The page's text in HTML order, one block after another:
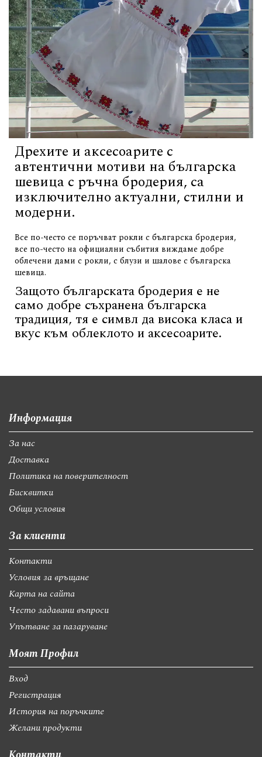
Дрехите и аксесоарите с
автентични мотиви на българска
шевица с ръчна бродерия, са
изключително актуални, стилни и
модерни.
Все по-често се поръчват рокли с българска бродерия,
все по-често на официални събития виждаме добре
облечени дами с рокли, с блузи и шалове с българска
шевица.
Защото българската бродерия е не
само добре съхранена българска
традиция, тя е симвл да висока класа и
вкус към облеклото и аксесоарите.
Информация
За нас
Доставка
Политика на поверителност
Бисквитки
Общи условия
За клиенти
Контакти
Условия за връщане
Карта на сайта
Често задавани въпроси
Упътване за пазаруване
Моят Профил
Вход
Регистрация
История на поръчките
Желани продукти